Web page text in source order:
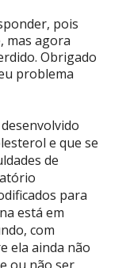
pois
mas agora
Obrigado
problema
e que se
de
para
está em
com
ela ainda não